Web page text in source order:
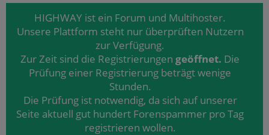
HIGHWAY ist ein Forum und Multihoster.
Unsere Plattform steht nur überprüften Nutzern
zur Verfügung.
Zur Zeit sind die Registrierungen geöffnet. Die
Prüfung einer Registrierung beträgt wenige
Stunden.
Die Prüfung ist notwendig, da sich auf unserer
Seite aktuell gut hundert Forenspammer pro Tag
registrieren wollen.